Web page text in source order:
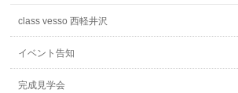
class vesso 西軽井沢
イベント告知
完成見学会